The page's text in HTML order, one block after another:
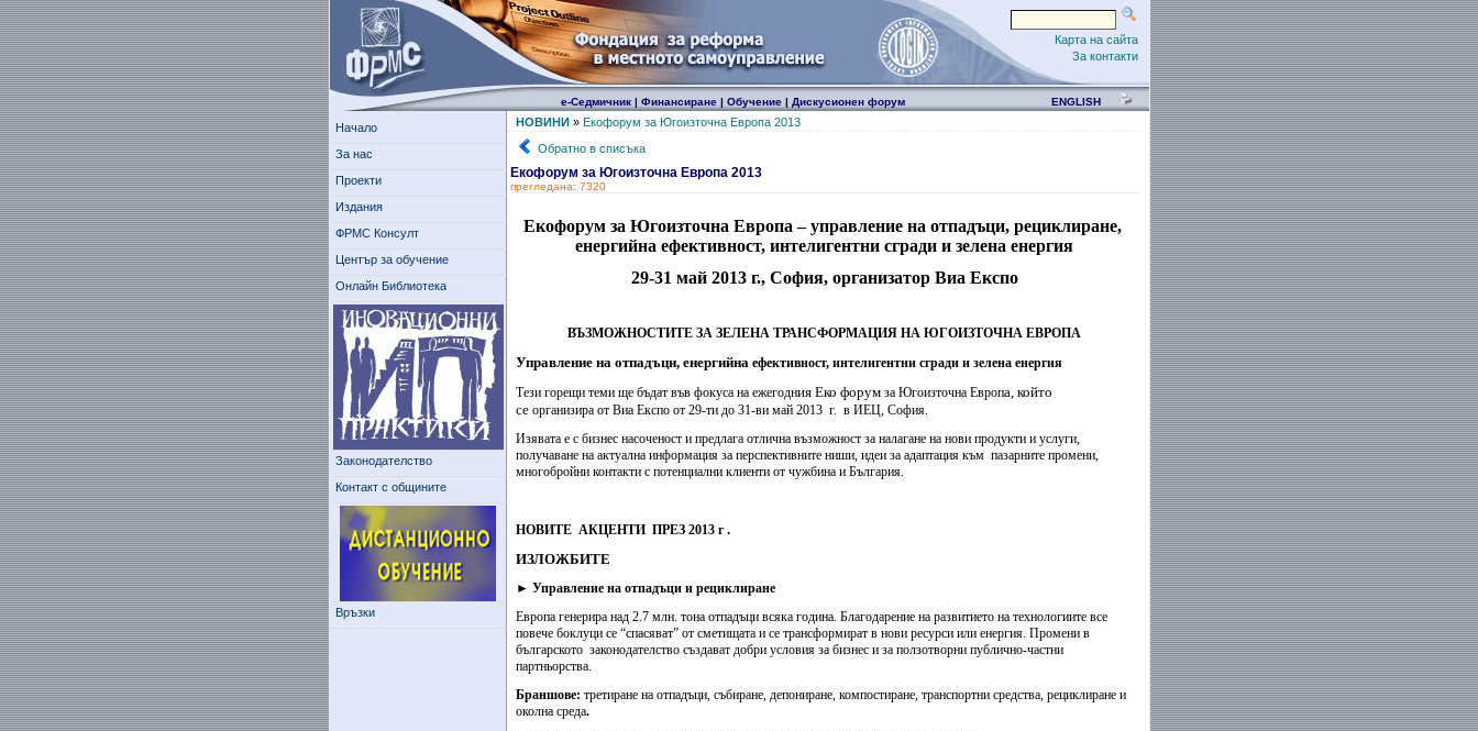
Карта на сайта
За контакти
е-Седмичник| Финансиране| Обучение| Дискусионен форум ENGLISH
Начало
За нас
Проекти
Издания
ФРМС Консулт
Център за обучение
Онлайн Библиотека
Законодателство
Контакт с общините
Връзки
НОВИНИ» Екофорум за Югоизточна Европа 2013
Обратно в списъка
Екофорум за Югоизточна Европа 2013
прегледана: 7320
Екофорум за Югоизточна Европа – управление на отпадъци, рециклиране,
енергийна ефективност, интелигентни сгради и зелена енергия
29-31 май 2013 г., София, организатор Виа Експо
ВЪЗМОЖНОСТИТЕ ЗА ЗЕЛЕНА ТРАНСФОРМАЦИЯ НА ЮГОИЗТОЧНА ЕВРОПА
Управление на отпадъци, енергийнаефективност, интелигентни сгради и зелена енергия
Тези горещи теми ще бъдат във фокуса на ежегодния Еко форум за Югоизточна Европа, който
се организира от Виа Експо от 29-ти до 31-ви май 2013 г. в ИЕЦ, София.
Изявата е с бизнес насоченост и предлага отлична възможност за налагане на нови продукти и услуги,
получаване на актуална информация за перспективните ниши, идеи за адаптация към пазарните промени,
многобройни контакти с потенциални клиенти от чужбина и България.
НОВИТЕ АКЦЕНТИ ПРЕЗ 2013 г .
ИЗЛОЖБИТЕ
► Управление на отпадъци и рециклиране
Европа генерира над 2.7 млн. тона отпадъци всяка година. Благодарение на развитието на технологиитевсе
повече боклуци се “спасяват” от сметищата и се трансформират в нови ресурси или енергия. Промени в
българското законодателство създават добри условия за бизнес и за ползотворни публично-частни
партньорства.
Браншове: третиране на отпадъци, събиране, депониране, компостиране, транспортни средства, рециклиране и
околна среда.